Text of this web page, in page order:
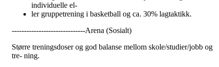
individuelle el-
ler gruppetrening i basketball og ca. 30% lagtaktikk.
------------------------------Arena (Sosialt)
Større treningsdoser og god balanse mellom skole/studier/jobb og
tre- ning.